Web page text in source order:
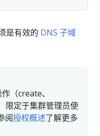
是有效的 DNS 子域
（create、
限定于集群管理员使
阅授权概述了解更多